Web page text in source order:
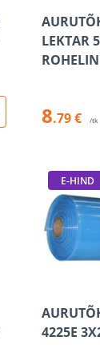
LEKTAR
8.79 € /tk
E-HIND
4225E